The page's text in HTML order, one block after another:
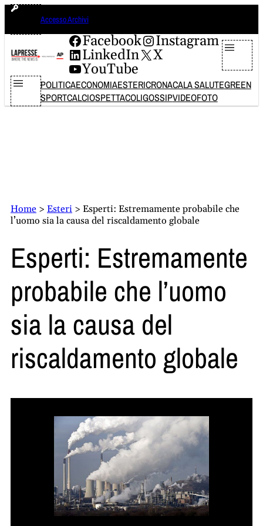
Vai
contenuto
Accesso Archivi
Facebook
Instagram
LinkedIn
X
YouTube
POLITICAECONOMIAESTERICRONACALA SALUTEGREEN
SPORTCALCIOSPETTACOLIGOSSIPVIDEOFOTO
Home > Esteri > Esperti: Estremamente probabile che
l’uomo sia la causa del riscaldamento globale
Esperti: Estremamente
probabile che l’uomo
sia la causa del
riscaldamento globale